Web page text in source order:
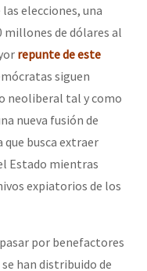
las elecciones, una
millones de dólares al
repunte de este
siguen
neoliberal tal y como
nueva fusión de
busca extraer
Estado mientras
expiatorios de los
por benefactores
han distribuido de